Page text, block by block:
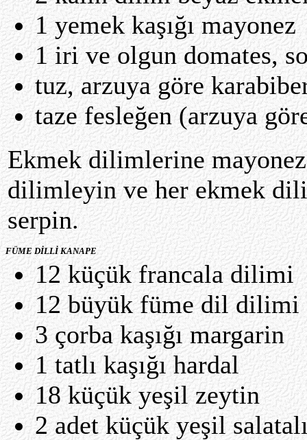
1 yemek kaşığı mayonez
1 iri ve olgun domates,
tuz, arzuya göre
taze fesleğen (arzuya
Ekmek dilimlerine
dilimleyin ve her ekmek
serpin.
FÜME DİLLİ KANAPE
12 küçük francala dilimi
12 büyük füme dil dilimi
3 çorba kaşığı margarin
1 tatlı kaşığı hardal
18 küçük yeşil zeytin
2 adet küçük yeşil